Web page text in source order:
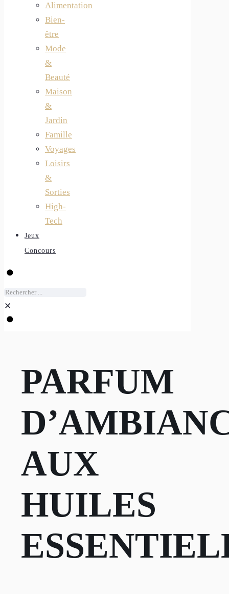
Alimentation
Bien-
être
Mode
&
Beauté
Maison
&
Jardin
Famille
Voyages
Loisirs
&
Sorties
High-
Tech
Jeux
Concours
✕
PARFUM
AUX
HUILES